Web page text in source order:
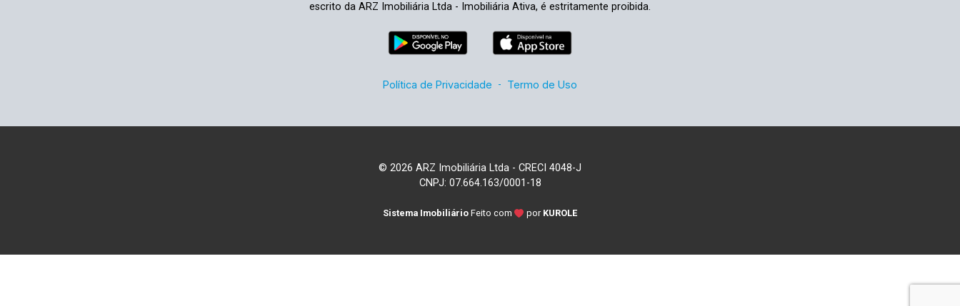
escrito da ARZ Imobiliária Ltda - Imobiliária Ativa, é estritamente proibida.
Política de Privacidade - Termo de Uso
© 2026 ARZ Imobiliária Ltda - CRECI 4048-J
CNPJ: 07.664.163/0001-18
Sistema Imobiliário Feito com por KUROLE